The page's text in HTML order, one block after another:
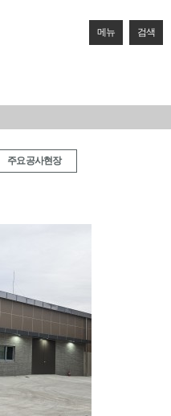
메뉴 검색
주요 공사현장